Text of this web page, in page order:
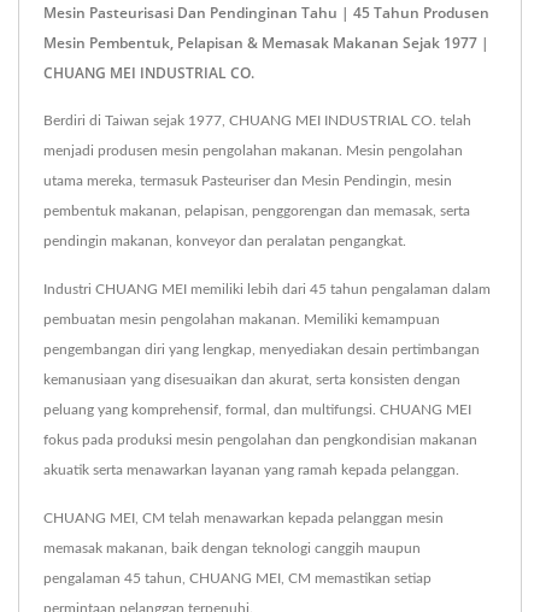
Mesin Pasteurisasi Dan Pendinginan Tahu | 45 Tahun Produsen
Mesin Pembentuk, Pelapisan & Memasak Makanan Sejak 1977 |
CHUANG MEI INDUSTRIAL CO.
Berdiri di Taiwan sejak 1977, CHUANG MEI INDUSTRIAL CO. telah
menjadi produsen mesin pengolahan makanan. Mesin pengolahan
utama mereka, termasuk Pasteuriser dan Mesin Pendingin, mesin
pembentuk makanan, pelapisan, penggorengan dan memasak, serta
pendingin makanan, konveyor dan peralatan pengangkat.
Industri CHUANG MEI memiliki lebih dari 45 tahun pengalaman dalam
pembuatan mesin pengolahan makanan. Memiliki kemampuan
pengembangan diri yang lengkap, menyediakan desain pertimbangan
kemanusiaan yang disesuaikan dan akurat, serta konsisten dengan
peluang yang komprehensif, formal, dan multifungsi. CHUANG MEI
fokus pada produksi mesin pengolahan dan pengkondisian makanan
akuatik serta menawarkan layanan yang ramah kepada pelanggan.
CHUANG MEI, CM telah menawarkan kepada pelanggan mesin
memasak makanan, baik dengan teknologi canggih maupun
pengalaman 45 tahun, CHUANG MEI, CM memastikan setiap
permintaan pelanggan terpenuhi.